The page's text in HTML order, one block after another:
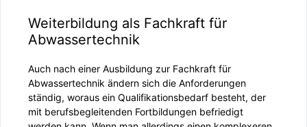
Weiterbildung als Fachkraft für
Abwassertechnik
Auch nach einer Ausbildung zur Fachkraft für
Abwassertechnik ändern sich die Anforderungen
ständig, woraus ein Qualifikationsbedarf besteht, der
mit berufsbegleitenden Fortbildungen befriedigt